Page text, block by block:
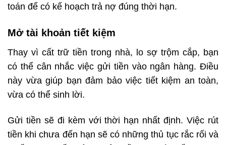
toán để có kế hoạch trả nợ đúng thời hạn.
Mở tài khoản tiết kiệm
Thay vì cất trữ tiền trong nhà, lo sợ trộm cắp, bạn
có thể cân nhắc việc gửi tiền vào ngân hàng. Điều
này vừa giúp bạn đảm bảo việc tiết kiệm an toàn,
vừa có thể sinh lời.
Gửi tiền sẽ đi kèm với thời hạn nhất định. Việc rút
tiền khi chưa đến hạn sẽ có những thủ tục rắc rối và